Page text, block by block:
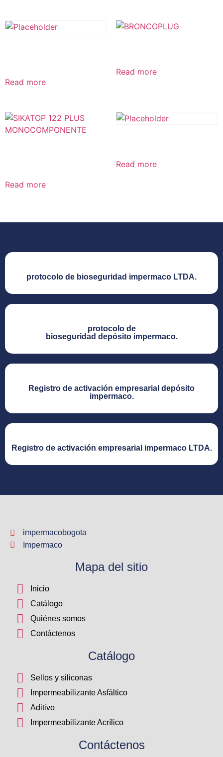
Read more
Read more
Read more
Read more
protocolo de bioseguridad impermaco LTDA.​
protocolo de
bioseguridad depósito impermaco.​
Registro de activación empresarial depósito
impermaco.​
Registro de activación empresarial impermaco LTDA.​
impermacobogota
Impermaco
Mapa del sitio
Inicio
Catálogo
Quiénes somos
Contáctenos
Catálogo
Sellos y siliconas
Impermeabilizante Asfáltico
Aditivo
Impermeabilizante Acrílico
Contáctenos